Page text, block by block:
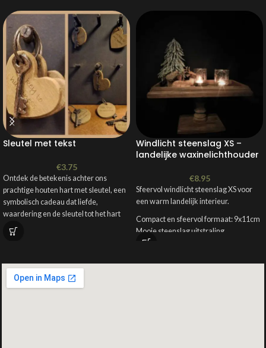
Sleutel met tekst
€3.75
Ontdek de betekenis achter ons
prachtige houten hart met sleutel, een
symbolisch cadeau dat liefde,
waardering en de sleutel tot het hart
van een dierbare vertegenwoordigt.
Afmeting: 6x1cm
Windlicht steenslag XS –
landelijke waxinelichthouder
€8.95
Sfeervol windlicht steenslag XS voor
een warm landelijk interieur.
Compact en sfeervol formaat: 9x11cm
Mooie steenslag uitstraling
Geschikt voor waxinelichtje